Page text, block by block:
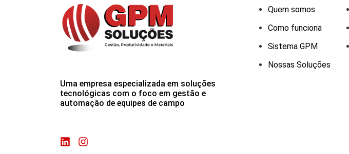
Uma empresa especializada em soluções
tecnológicas com o foco em gestão e
automação de equipes de campo
Quem somos
Como funciona
Sistema GPM
Nossas Soluções